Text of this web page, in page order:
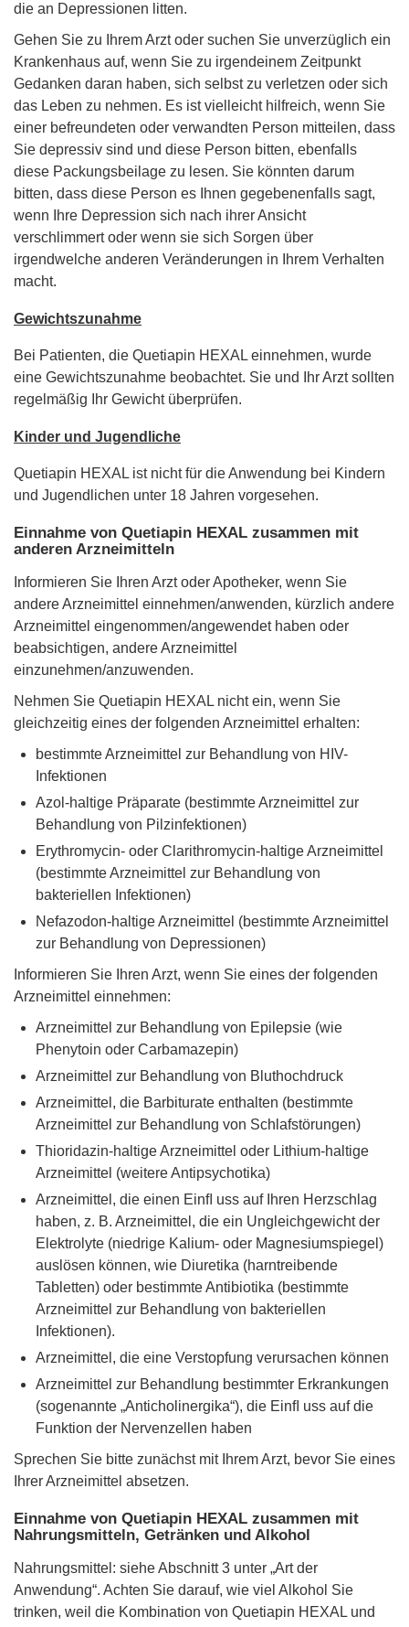
die an Depressionen litten.
Gehen Sie zu Ihrem Arzt oder suchen Sie unverzüglich ein
Krankenhaus auf, wenn Sie zu irgendeinem Zeitpunkt
Gedanken daran haben, sich selbst zu verletzen oder sich
das Leben zu nehmen. Es ist vielleicht hilfreich, wenn Sie
einer befreundeten oder verwandten Person mitteilen, dass
Sie depressiv sind und diese Person bitten, ebenfalls
diese Packungsbeilage zu lesen. Sie könnten darum
bitten, dass diese Person es Ihnen gegebenenfalls sagt,
wenn Ihre Depression sich nach ihrer Ansicht
verschlimmert oder wenn sie sich Sorgen über
irgendwelche anderen Veränderungen in Ihrem Verhalten
macht.
Gewichtszunahme
Bei Patienten, die Quetiapin HEXAL einnehmen, wurde
eine Gewichtszunahme beobachtet. Sie und Ihr Arzt sollten
regelmäßig Ihr Gewicht überprüfen.
Kinder und Jugendliche
Quetiapin HEXAL ist nicht für die Anwendung bei Kindern
und Jugendlichen unter 18 Jahren vorgesehen.
Einnahme von Quetiapin HEXAL zusammen mit
anderen Arzneimitteln
Informieren Sie Ihren Arzt oder Apotheker, wenn Sie
andere Arzneimittel einnehmen/anwenden, kürzlich andere
Arzneimittel eingenommen/angewendet haben oder
beabsichtigen, andere Arzneimittel
einzunehmen/anzuwenden.
Nehmen Sie Quetiapin HEXAL nicht ein, wenn Sie
gleichzeitig eines der folgenden Arzneimittel erhalten:
bestimmte Arzneimittel zur Behandlung von HIV-
Infektionen
Azol-haltige Präparate (bestimmte Arzneimittel zur
Behandlung von Pilzinfektionen)
Erythromycin- oder Clarithromycin-haltige Arzneimittel
(bestimmte Arzneimittel zur Behandlung von
bakteriellen Infektionen)
Nefazodon-haltige Arzneimittel (bestimmte Arzneimittel
zur Behandlung von Depressionen)
Informieren Sie Ihren Arzt, wenn Sie eines der folgenden
Arzneimittel einnehmen:
Arzneimittel zur Behandlung von Epilepsie (wie
Phenytoin oder Carbamazepin)
Arzneimittel zur Behandlung von Bluthochdruck
Arzneimittel, die Barbiturate enthalten (bestimmte
Arzneimittel zur Behandlung von Schlafstörungen)
Thioridazin-haltige Arzneimittel oder Lithium-haltige
Arzneimittel (weitere Antipsychotika)
Arzneimittel, die einen Einﬂ uss auf Ihren Herzschlag
haben, z. B. Arzneimittel, die ein Ungleichgewicht der
Elektrolyte (niedrige Kalium- oder Magnesiumspiegel)
auslösen können, wie Diuretika (harntreibende
Tabletten) oder bestimmte Antibiotika (bestimmte
Arzneimittel zur Behandlung von bakteriellen
Infektionen).
Arzneimittel, die eine Verstopfung verursachen können
Arzneimittel zur Behandlung bestimmter Erkrankungen
(sogenannte „Anticholinergika“), die Einﬂ uss auf die
Funktion der Nervenzellen haben
Sprechen Sie bitte zunächst mit Ihrem Arzt, bevor Sie eines
Ihrer Arzneimittel absetzen.
Einnahme von Quetiapin HEXAL zusammen mit
Nahrungsmitteln, Getränken und Alkohol
Nahrungsmittel: siehe Abschnitt 3 unter „Art der
Anwendung“. Achten Sie darauf, wie viel Alkohol Sie
trinken, weil die Kombination von Quetiapin HEXAL und